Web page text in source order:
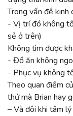
Trong vấn đề kinh
- Vị trí đó không
sẻ ở trên)
Không tìm được
- Đồ ăn không
- Phục vụ không
Theo quan điểm
thứ mà Brian hay
– Và đôi khi tâm